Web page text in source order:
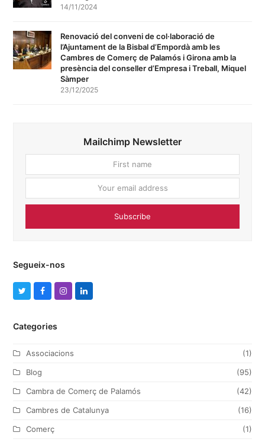
14/11/2024
Renovació del conveni de col·laboració de
l’Ajuntament de la Bisbal d’Empordà amb les
Cambres de Comerç de Palamós i Girona amb la
presència del conseller d’Empresa i Treball, Miquel
Sàmper
23/12/2025
Mailchimp Newsletter
name
Subscribe
Segueix-nos
i
r
c
o
k
r
a
I
n
Categories
Associacions
(1)
Blog
(95)
Cambra de Comerç de Palamós
(42)
Cambres de Catalunya
(16)
Comerç
(1)